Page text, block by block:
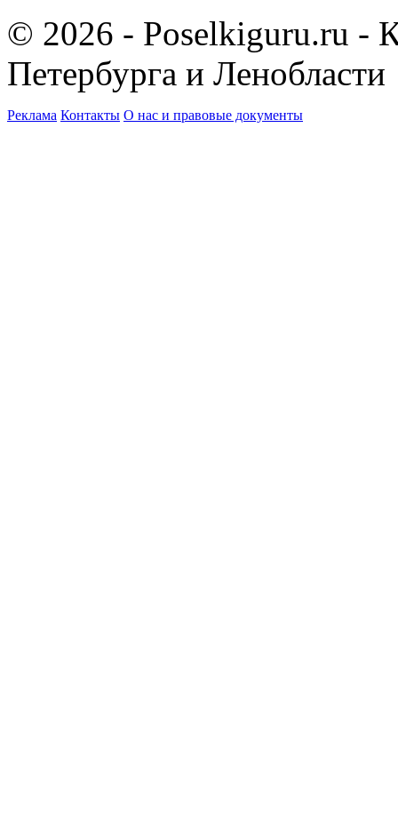
© 2026 - Poselkiguru.ru -
Петербурга и Ленобласти
Реклама Контакты О нас и правовые документы